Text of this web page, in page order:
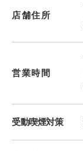
店舗住所
営業時間
受動喫煙対策